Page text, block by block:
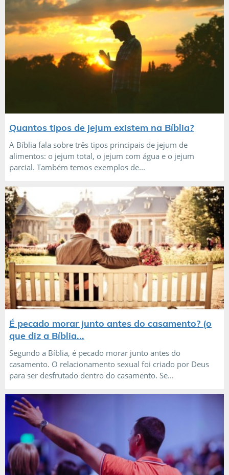
Quantos tipos de jejum existem na Bíblia?
A Bíblia fala sobre três tipos principais de jejum de
alimentos: o jejum total, o jejum com água e o jejum
parcial. Também temos exemplos de...
É pecado morar junto antes do casamento? (o
que diz a Bíblia...
Segundo a Bíblia, é pecado morar junto antes do
casamento. O relacionamento sexual foi criado por Deus
para ser desfrutado dentro do casamento. Se...